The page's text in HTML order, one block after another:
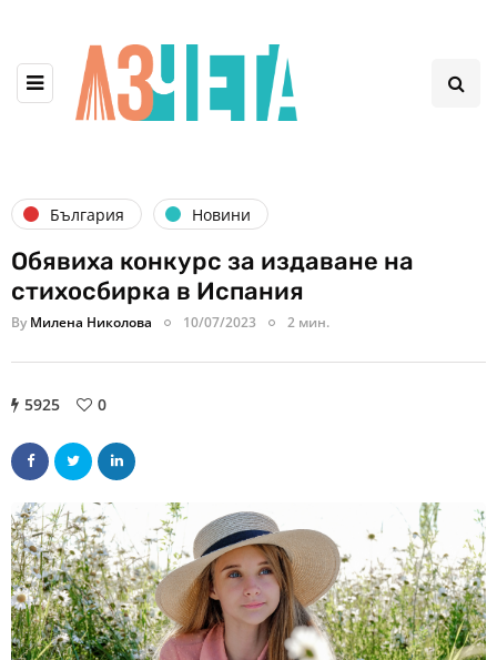
България Новини
Обявиха конкурс за издаване на
стихосбирка в Испания
By Милена Николова 10/07/2023 2 мин.
5925 0